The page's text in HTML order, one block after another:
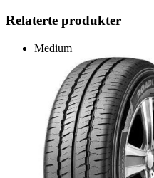
Relaterte produkter
Medium